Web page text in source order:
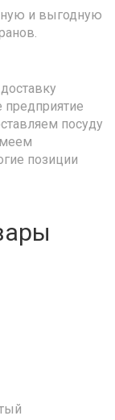
и выгодную
предприятие
посуду
позиции